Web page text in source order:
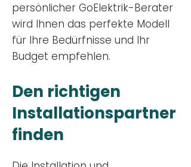
persönlicher GoElektrik-Berater
wird Ihnen das perfekte Modell
für Ihre Bedürfnisse und Ihr
Budget empfehlen.
Den richtigen
Installationspartner
finden